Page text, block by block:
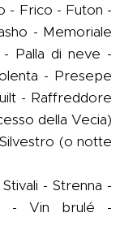
- Frico - Futon -
- Memoriale
Palla di neve -
- Presepe
- Raffreddore
della Vecia)
(o notte
- Strenna -
- Vin brulé -